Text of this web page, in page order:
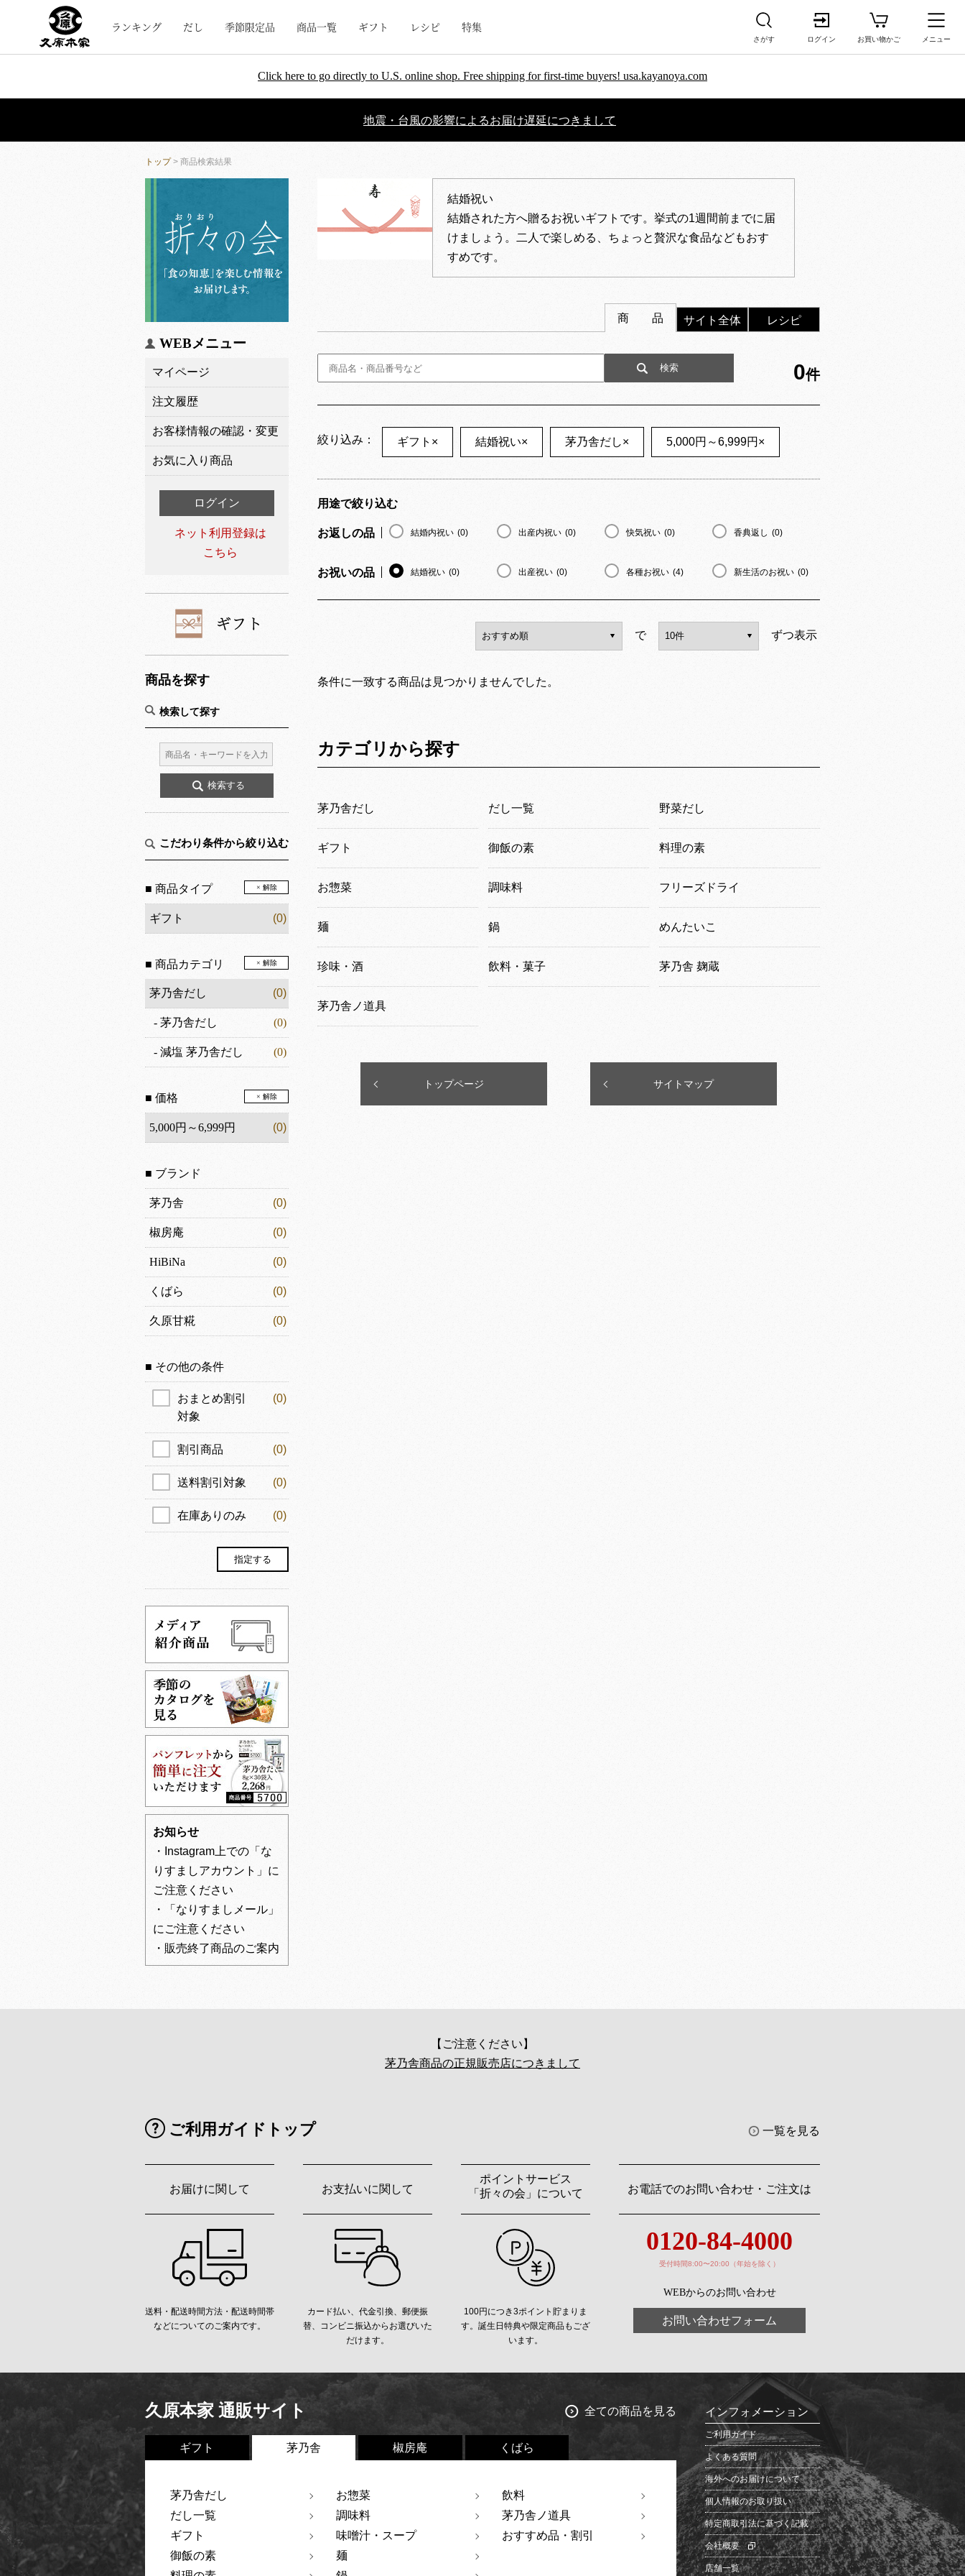
ランキング だし 季節限定品 商品一覧 ギフト レシピ 特集
さがす ログイン お買い物かご メニュー
Click here to go directly to U.S. online shop. Free shipping for first-time buyers! usa.kayanoya.com
地震・台風の影響によるお届け遅延につきまして
トップ> 商品検索結果
WEBメニュー
マイページ
注文履歴
お客様情報の確認・変更
お気に入り商品
ログイン
ネット利用登録は
こちら
商品を探す
検索して探す
こだわり条件から絞り込む
■ 商品タイプ × 解除
ギフト (0)
■ 商品カテゴリ × 解除
茅乃舎だし (0)
- 茅乃舎だし (0)
- 減塩 茅乃舎だし (0)
■ 価格 × 解除
5,000円～6,999円 (0)
■ ブランド
茅乃舎 (0)
椒房庵 (0)
HiBiNa (0)
くばら (0)
久原甘糀 (0)
■ その他の条件
おまとめ割引
対象
(0)
割引商品 (0)
送料割引対象 (0)
在庫ありのみ (0)
お知らせ
・Instagram上での「な
りすましアカウント」に
ご注意ください
・「なりすましメール」
にご注意ください
・販売終了商品のご案内
結婚祝い
結婚された方へ贈るお祝いギフトです。挙式の1週間前までに届
けましょう。二人で楽しめる、ちょっと贅沢な食品などもおす
すめです。
商 品 サイト全体 レシピ
0件
絞り込み： ギフト × 結婚祝い× 茅乃舎だし× 5,000円～6,999円 ×
用途で絞り込む
お返しの品 結婚内祝い (0) 出産内祝い (0) 快気祝い (0) 香典返し (0)
お祝いの品 結婚祝い (0) 出産祝い (0) 各種お祝い (4) 新生活のお祝い (0)
で ずつ表示
条件に一致する商品は見つかりませんでした。
カテゴリから探す
茅乃舎だし だし一覧 野菜だし
ギフト 御飯の素 料理の素
お惣菜 調味料 フリーズドライ
麺 鍋 めんたいこ
珍味・酒 飲料・菓子 茅乃舎 麹蔵
茅乃舎ノ道具
トップページ サイトマップ
【ご注意ください】
茅乃舎商品の正規販売店につきまして
ご利用ガイドトップ 一覧を見る
お届けに関して
送料・配送時間方法・配送時間帯
などについてのご案内です。
お支払いに関して
カード払い、代金引換、郵便振
替、コンビニ振込からお選びいた
だけます。
ポイントサービス
「折々の会」について
100円につき3ポイント貯まりま
す。誕生日特典や限定商品もござ
います。
お電話でのお問い合わせ・ご注文は
0120-84-4000
受付時間8:00〜20:00（年始を除く）
WEBからのお問い合わせ
お問い合わせフォーム
久原本家 通販サイト 全ての商品を見る
ギフト 茅乃舎 椒房庵 くばら
茅乃舎だし
だし一覧
ギフト
御飯の素
お惣菜
調味料
味噌汁・スープ
麺
飲料
茅乃舎ノ道具
おすすめ品・割引
インフォメーション
ご利用ガイド
よくある質問
海外へのお届けについて
個人情報のお取り扱い
特定商取引法に基づく記載
会社概要
店舗一覧